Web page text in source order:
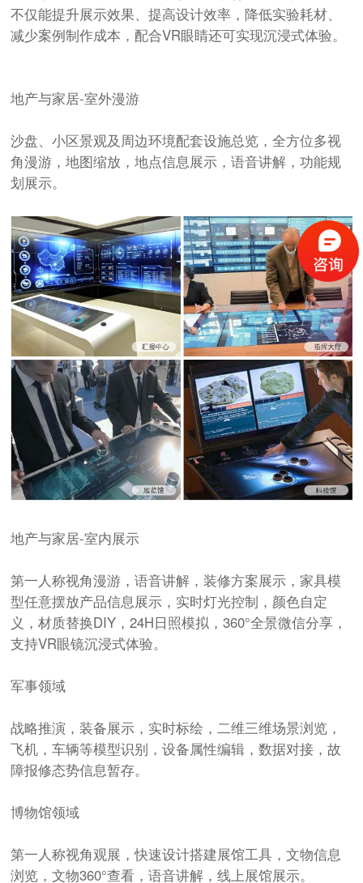
不仅能提升展示效果、提高设计效率，降低实验耗材、
减少案例制作成本，配合VR眼睛还可实现沉浸式体验。
地产与家居-室外漫游
沙盘、小区景观及周边环境配套设施总览，全方位多视
角漫游，地图缩放，地点信息展示，语音讲解，功能规
划展示。
地产与家居-室内展示
第一人称视角漫游，语音讲解，装修方案展示，家具模
型任意摆放产品信息展示，实时灯光控制，颜色自定
义，材质替换DIY，24H日照模拟，360°全景微信分享，
支持VR眼镜沉浸式体验。
军事领域
战略推演，装备展示，实时标绘，二维三维场景浏览，
飞机，车辆等模型识别，设备属性编辑，数据对接，故
障报修态势信息暂存。
博物馆领域
第一人称视角观展，快速设计搭建展馆工具，文物信息
浏览，文物360°查看，语音讲解，线上展馆展示。